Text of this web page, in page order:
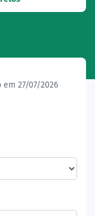
27/07/2026